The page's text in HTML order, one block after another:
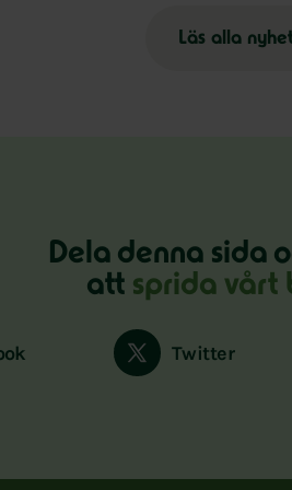
Läs alla
Dela denna sida
att sprida vårt
Twitter